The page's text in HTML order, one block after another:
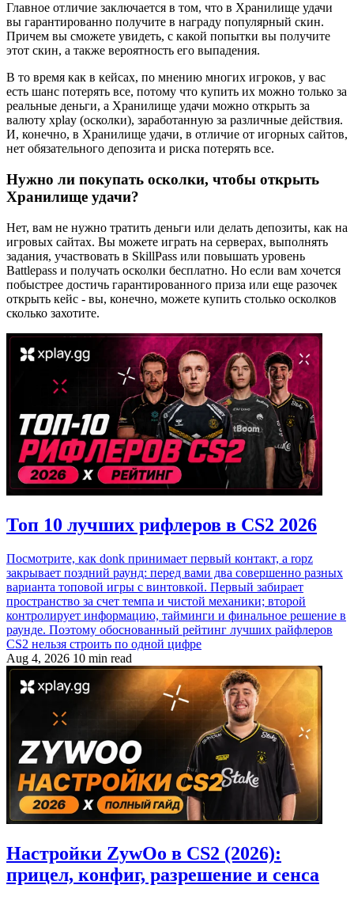
Главное отличие заключается в том, что в Хранилище удачи
вы гарантированно получите в награду популярный скин.
Причем вы сможете увидеть, с какой попытки вы получите
этот скин, а также вероятность его выпадения.
В то время как в кейсах, по мнению многих игроков, у вас
есть шанс потерять все, потому что купить их можно только за
реальные деньги, а Хранилище удачи можно открыть за
валюту xplay (осколки), заработанную за различные действия.
И, конечно, в Хранилище удачи, в отличие от игорных сайтов,
нет обязательного депозита и риска потерять все.
Нужно ли покупать осколки, чтобы открыть
Хранилище удачи?
Нет, вам не нужно тратить деньги или делать депозиты, как на
игровых сайтах. Вы можете играть на серверах, выполнять
задания, участвовать в SkillPass или повышать уровень
Battlepass и получать осколки бесплатно. Но если вам хочется
побыстрее достичь гарантированного приза или еще разочек
открыть кейс - вы, конечно, можете купить столько осколков
сколько захотите.
Топ 10 лучших рифлеров в CS2 2026
Посмотрите, как donk принимает первый контакт, а ropz
закрывает поздний раунд: перед вами два совершенно разных
варианта топовой игры с винтовкой. Первый забирает
пространство за счет темпа и чистой механики; второй
контролирует информацию, тайминги и финальное решение в
раунде. Поэтому обоснованный рейтинг лучших райфлеров
CS2 нельзя строить по одной цифре
Aug 4, 2026 10 min read
Настройки ZywOo в CS2 (2026):
прицел, конфиг, разрешение и сенса